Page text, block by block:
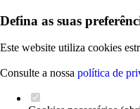
Defina as suas
Este website utiliza cookies
Consulte a nossa política de